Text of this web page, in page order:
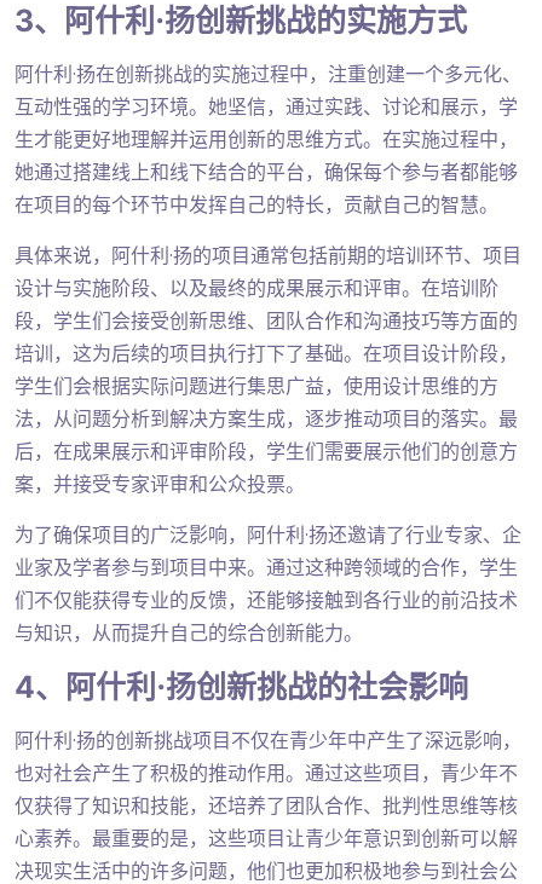
3、阿什利·扬创新挑战的实施方式
阿什利·扬在创新挑战的实施过程中，注重创建一个多元化、
互动性强的学习环境。她坚信，通过实践、讨论和展示，学
生才能更好地理解并运用创新的思维方式。在实施过程中，
她通过搭建线上和线下结合的平台，确保每个参与者都能够
在项目的每个环节中发挥自己的特长，贡献自己的智慧。
具体来说，阿什利·扬的项目通常包括前期的培训环节、项目
设计与实施阶段、以及最终的成果展示和评审。在培训阶
段，学生们会接受创新思维、团队合作和沟通技巧等方面的
培训，这为后续的项目执行打下了基础。在项目设计阶段，
学生们会根据实际问题进行集思广益，使用设计思维的方
法，从问题分析到解决方案生成，逐步推动项目的落实。最
后，在成果展示和评审阶段，学生们需要展示他们的创意方
案，并接受专家评审和公众投票。
为了确保项目的广泛影响，阿什利·扬还邀请了行业专家、企
业家及学者参与到项目中来。通过这种跨领域的合作，学生
们不仅能获得专业的反馈，还能够接触到各行业的前沿技术
与知识，从而提升自己的综合创新能力。
4、阿什利·扬创新挑战的社会影响
阿什利·扬的创新挑战项目不仅在青少年中产生了深远影响，
也对社会产生了积极的推动作用。通过这些项目，青少年不
仅获得了知识和技能，还培养了团队合作、批判性思维等核
心素养。最重要的是，这些项目让青少年意识到创新可以解
决现实生活中的许多问题，他们也更加积极地参与到社会公